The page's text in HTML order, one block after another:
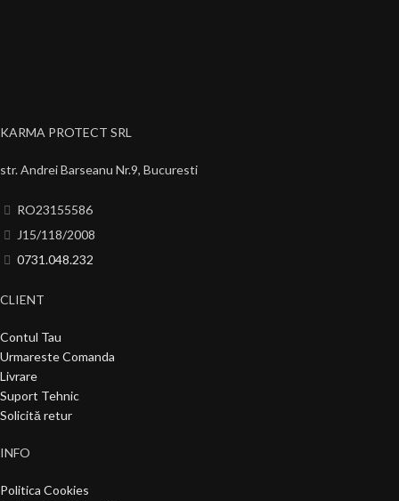
KARMA PROTECT SRL
str. Andrei Barseanu Nr.9, Bucuresti
RO23155586
J15/118/2008
0731.048.232
CLIENT
Contul Tau
Urmareste Comanda
Livrare
Suport Tehnic
Solicită retur
INFO
Politica Cookies